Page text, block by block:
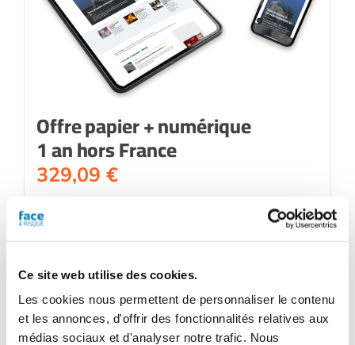
Ce site web utilise des cookies.
Les cookies nous permettent de personnaliser le contenu
et les annonces, d'offrir des fonctionnalités relatives aux
médias sociaux et d'analyser notre trafic. Nous
Offre papier + numérique
1 an hors France
329,09 €
Détails